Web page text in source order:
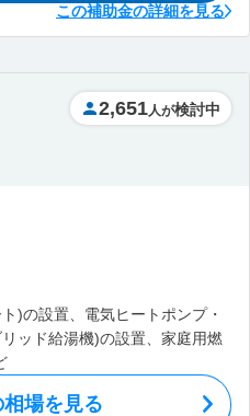
この補助金の詳細を見る
2,651 人が検討中
)の設置、電気ヒートポンプ・
ッド給湯機)の設置、家庭用燃
場を見る